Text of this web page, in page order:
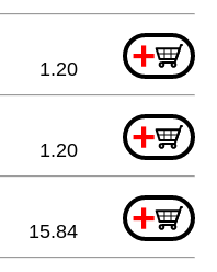
+
1.20
+
1.20
+
15.84